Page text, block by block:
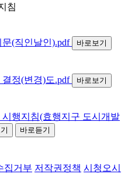
침
(직인날인).pdf
바로보기
정(변경)도.pdf
바로보기
행지침(효행지구 도시개발
바로듣기
집거부 저작권정책 시청오시